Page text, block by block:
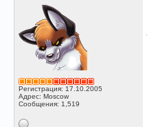
Регистрация: 17.10.2005
Адрес: Moscow
Сообщения: 1,519